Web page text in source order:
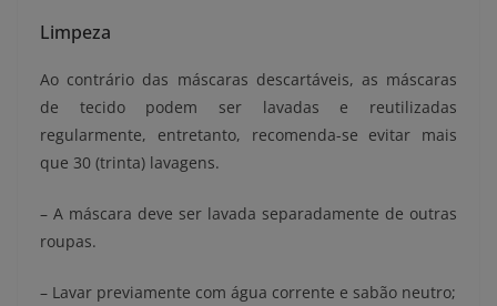
Limpeza
Ao contrário das máscaras descartáveis, as máscaras
de tecido podem ser lavadas e reutilizadas
regularmente, entretanto, recomenda-se evitar mais
que 30 (trinta) lavagens.
– A máscara deve ser lavada separadamente de outras
roupas.
– Lavar previamente com água corrente e sabão neutro;